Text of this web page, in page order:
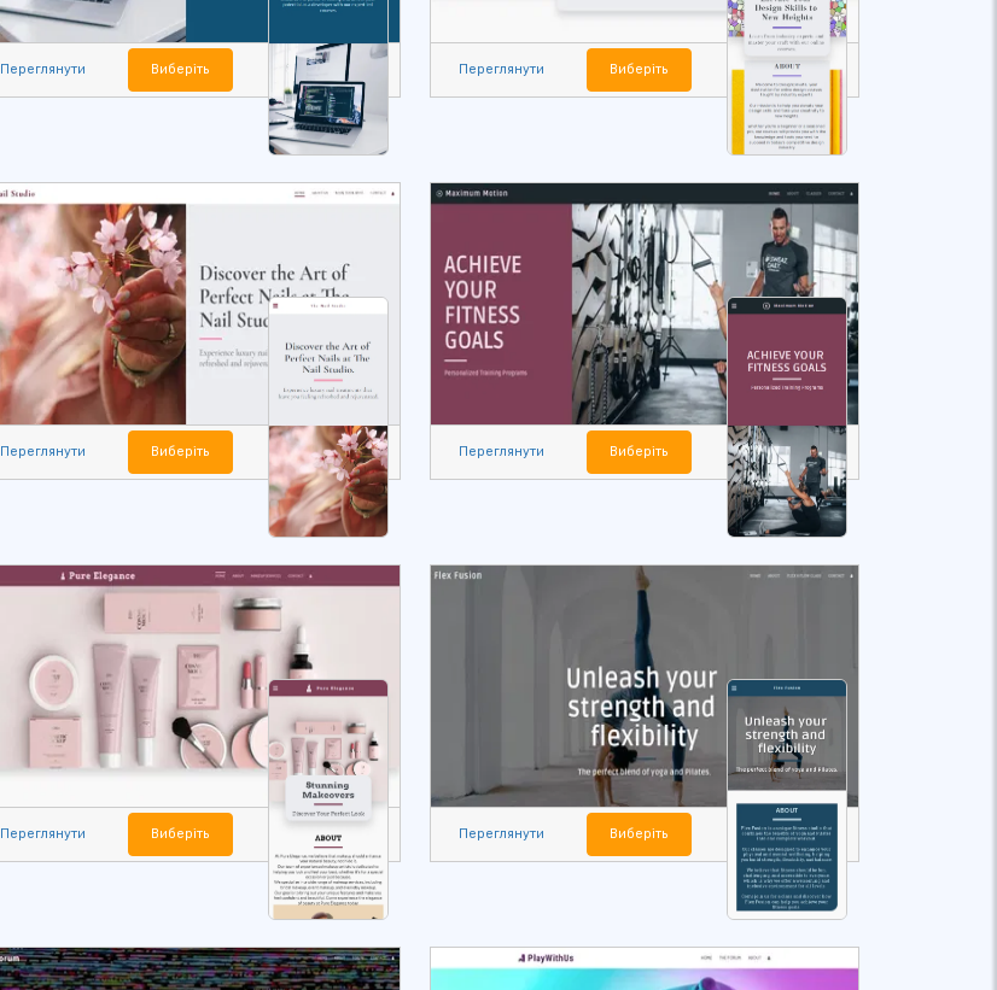
Переглянути Виберіть Переглянути Виберіть
Переглянути Виберіть Переглянути Виберіть
Переглянути Виберіть Переглянути Виберіть